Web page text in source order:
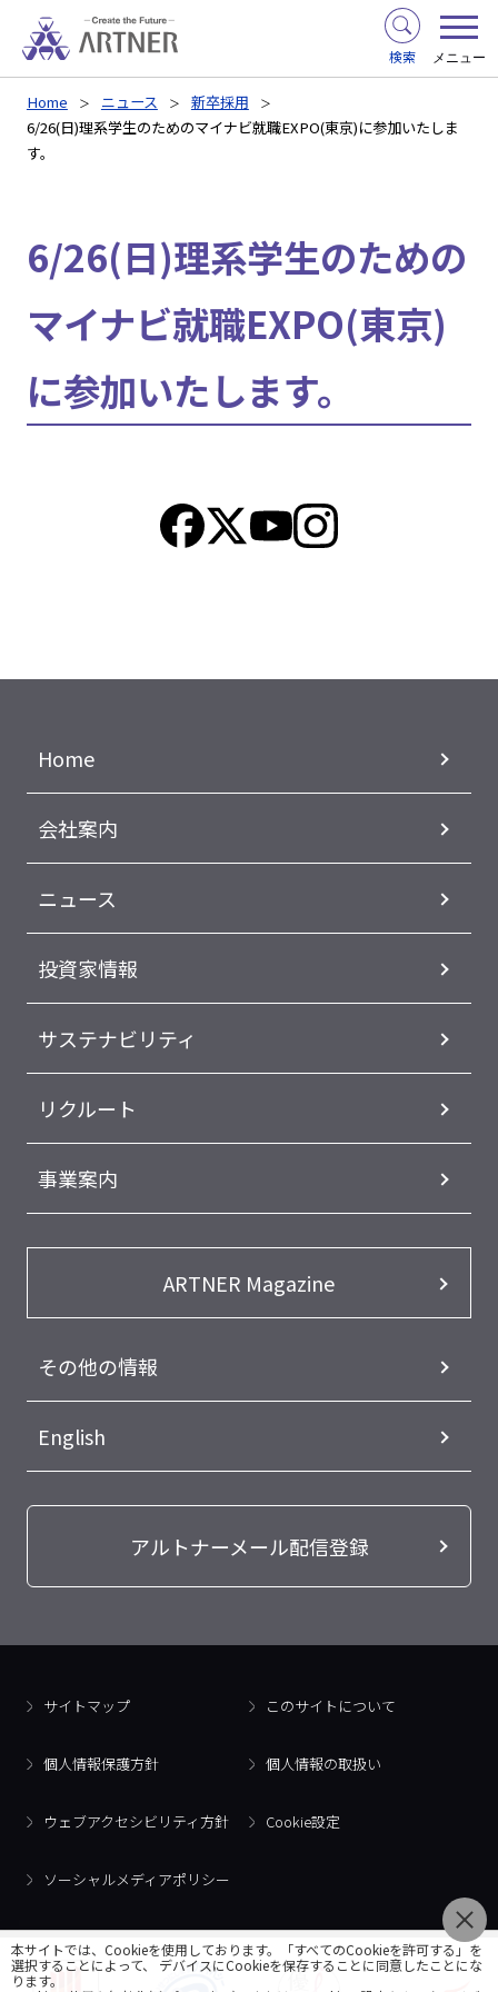
検索 メニュー
Home ニュース
新卒採用
6/26(日)理系学生のためのマイナビ就職EXPO(東京)に参加いたしま
す。
6/26(日)理系学生のための
マイナビ就職EXPO(東京)
に参加いたします。
Home
会社案内
ニュース
投資家情報
サステナビリティ
リクルート
事業案内
ARTNER Magazine
その他の情報
English
アルトナーメール配信登録
サイトマップ このサイトについて
個人情報保護方針 個人情報の取扱い
ウェブアクセシビリティ方針 Cookie設定
ソーシャルメディアポリシー
本サイトでは、Cookieを使用しております。「すべてのCookieを許可する」を
選択することによって、 デバイスにCookieを保存することに同意したことにな
ります。